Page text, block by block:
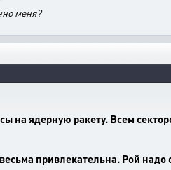
меня?
на ядерную ракету. Всем
привлекательна. Рой